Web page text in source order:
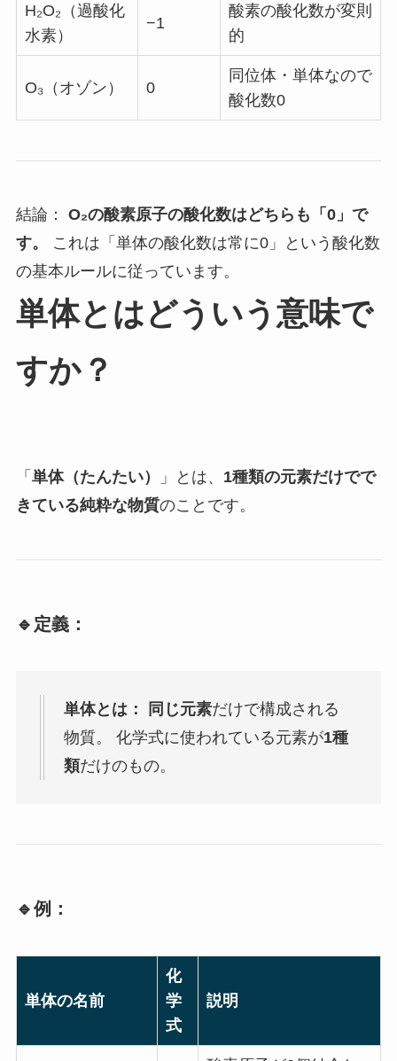
H₂O₂（過酸化
水素）
−1
酸素の酸化数が変則
的
O₃（オゾン） 0
同位体・単体なので
酸化数0
結論： O₂の酸素原子の酸化数はどちらも「0」で
す。
これは「単体の酸化数は常に0」という酸化数
の基本ルールに従っています。
単体とはどういう意味で
すか？
「 単体（たんたい） 」とは、 1種類の元素だけでで
きている純粋な物質のことです。
🔹定義：
単体とは： 同じ元素だけで構成される
物質。 化学式に使われている元素が1種
類だけのもの。
🔹例：
単体の名前
化
学
式
説明